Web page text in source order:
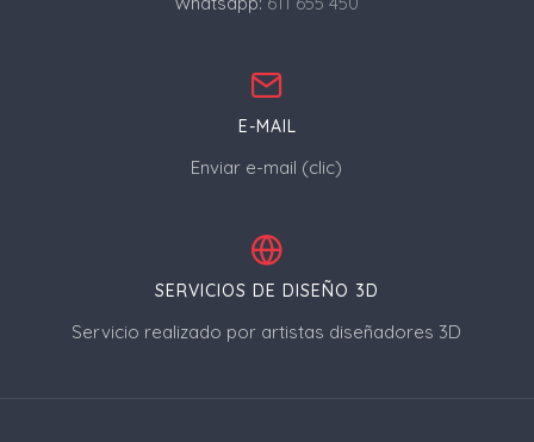
E-MAIL
Enviar e-mail (clic)
SERVICIOS DE DISEÑO 3D
Servicio realizado por artistas diseñadores 3D